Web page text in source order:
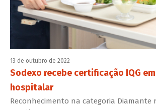
13 de outubro de 2022
Sodexo recebe certificação IQG
hospitalar
Reconhecimento na categoria Diamante